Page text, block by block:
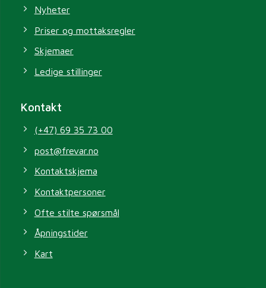
Nyheter
Priser og mottaksregler
Skjemaer
Ledige stillinger
Kontakt
(+47) 69 35 73 00
post@frevar.no
Kontaktskjema
Kontaktpersoner
Ofte stilte spørsmål
Åpningstider
Kart